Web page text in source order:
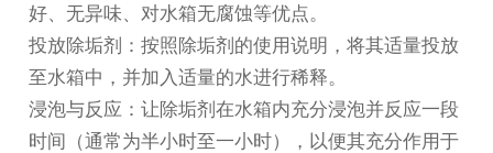
好、无异味、对水箱无腐蚀等优点。
投放除垢剂：按照除垢剂的使用说明，将其适量投放
至水箱中，并加入适量的水进行稀释。
浸泡与反应：让除垢剂在水箱内充分浸泡并反应一段
时间（通常为半小时至一小时），以便其充分作用于